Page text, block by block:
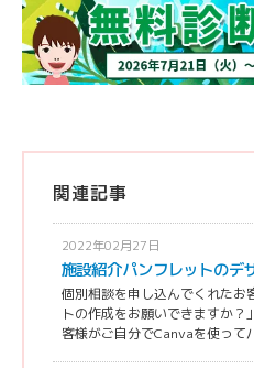
関連記事
2022年02月27日
施設紹介パンフレットのデ
個別相談を申し込んでくれたお
トの作成をお願いできますか
客様がご自分でCanvaを使って